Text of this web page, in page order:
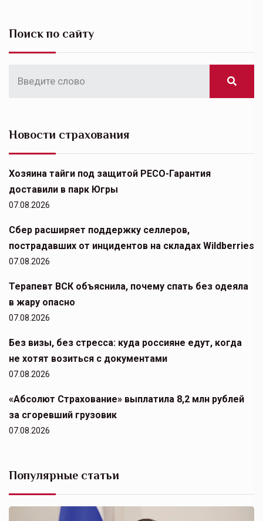
Поиск по сайту
Новости страхования
Хозяина тайги под защитой РЕСО-Гарантия
доставили в парк Югры
07.08.2026
Сбер расширяет поддержку селлеров,
пострадавших от инцидентов на складах Wildberries
07.08.2026
Терапевт ВСК объяснила, почему спать без одеяла
в жару опасно
07.08.2026
Без визы, без стресса: куда россияне едут, когда
не хотят возиться с документами
07.08.2026
«Абсолют Страхование» выплатила 8,2 млн рублей
за сгоревший грузовик
07.08.2026
Популярные статьи